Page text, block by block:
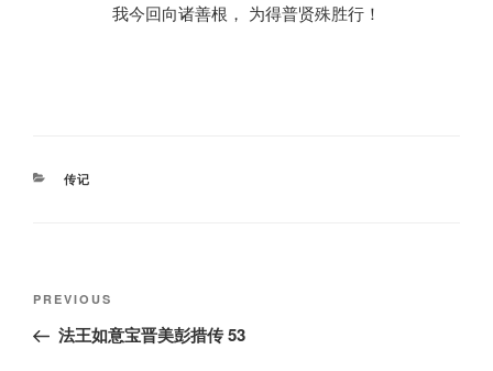
我今回向诸善根， 为得普贤殊胜行！
CATEGORIES
传记
Post
Previous
Post
PREVIOUS
法王如意宝晋美彭措传 53